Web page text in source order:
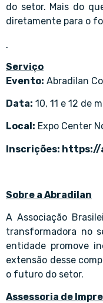
do setor. Mais do
diretamente para o
Serviço
Evento: Abradilan
Data: 10, 11 e 12 de
Local: Expo Center
Inscrições: https://
Sobre a Abradilan
A Associação
transformadora no
entidade promove
extensão desse
o futuro do setor.
Assessoria de